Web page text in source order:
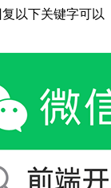
以下关键字可以